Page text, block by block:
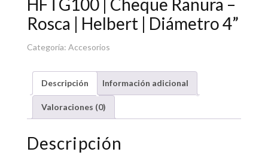
Rosca | Helbert | Diámetro 4”
Categoría: Accesorios
Descripción Información adicional
Valoraciones (0)
Descripción